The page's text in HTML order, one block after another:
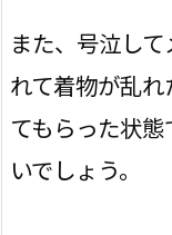
また、号泣し
れて着物が乱
てもらった状
いでしょう。